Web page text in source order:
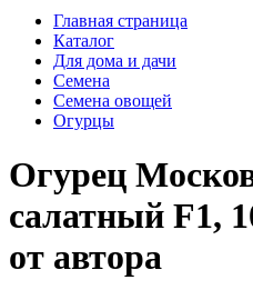
Главная страница
Каталог
Для дома и дачи
Семена
Семена овощей
Огурцы
Огурец
салатный F1,
от автора